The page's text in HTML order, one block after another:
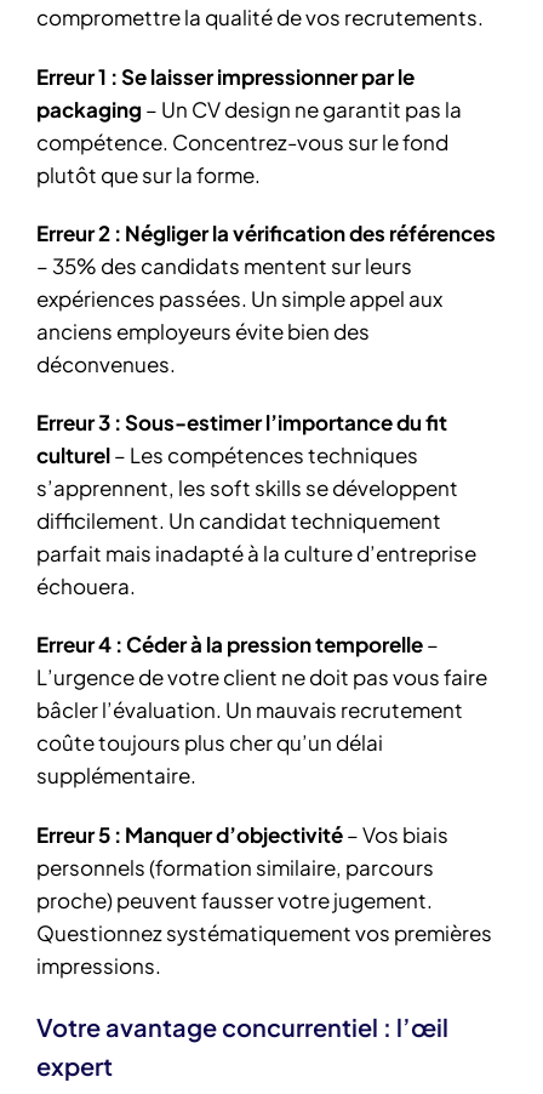
compromettre la qualité de vos recrutements.
Erreur 1 : Se laisser impressionner par le
packaging – Un CV design ne garantit pas la
compétence. Concentrez-vous sur le fond
plutôt que sur la forme.
Erreur 2 : Négliger la vérification des références
– 35% des candidats mentent sur leurs
expériences passées. Un simple appel aux
anciens employeurs évite bien des
déconvenues.
Erreur 3 : Sous-estimer l’importance du fit
culturel– Les compétences techniques
s’apprennent, les soft skills se développent
difficilement. Un candidat techniquement
parfait mais inadapté à la culture d’entreprise
échouera.
Erreur 4 : Céder à la pression temporelle–
L’urgence de votre client ne doit pas vous faire
bâcler l’évaluation. Un mauvais recrutement
coûte toujours plus cher qu’un délai
supplémentaire.
Erreur 5 : Manquer d’objectivité– Vos biais
personnels (formation similaire, parcours
proche) peuvent fausser votre jugement.
Questionnez systématiquement vos premières
impressions.
Votre avantage concurrentiel : l’œil
expert